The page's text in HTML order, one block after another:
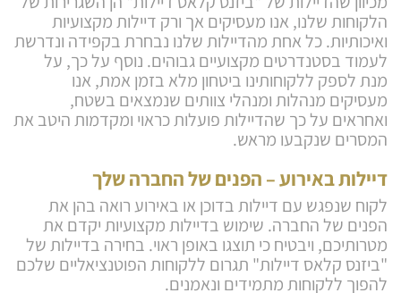
הלקוחות שלנו, אנו מעסיקים אך ורק דיילות מקצועיות
ואיכותיות. כל אחת מהדיילות שלנו נבחרת בקפידה ונדרשת
לעמוד בסטנדרטים מקצועיים גבוהים. נוסף על כך, על
מנת לספק ללקוחותינו ביטחון מלא בזמן אמת, אנו
מעסיקים מנהלות ומנהלי צוותים שנמצאים בשטח,
ואחראים על כך שהדיילות פועלות כראוי ומקדמות היטב את
המסרים שנקבעו מראש.
דיילות באירוע – הפנים של החברה שלך
לקוח שנפגש עם דיילות בדוכן או באירוע רואה בהן את
הפנים של החברה. שימוש בדיילות מקצועיות יקדם את
מטרותיכם, ויבטיח כי תוצגו באופן ראוי. בחירה בדיילות של
"ביזנס קלאס דיילות" תגרום ללקוחות הפוטנציאליים שלכם
להפוך ללקוחות מתמידים ונאמנים.
שירותי דיילות